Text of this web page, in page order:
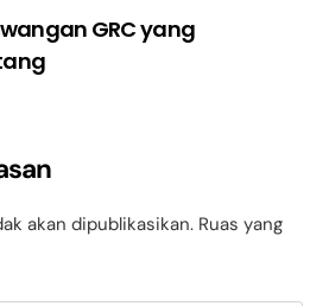
GRC yang
akan dipublikasikan. Ruas yang